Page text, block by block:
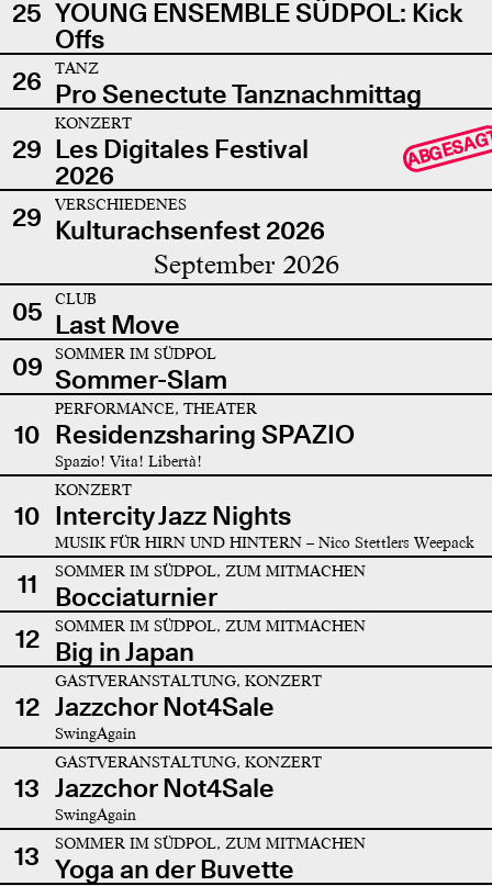
25 YOUNG ENSEMBLE SÜDPOL: Kick
Offs
26
TANZ
Pro Senectute Tanznachmittag
29
KONZERT
Les Digitales Festival
2026
29 VERSCHIEDENES
Kulturachsenfest 2026
September 2026
05 CLUB
Last Move
09
SOMMER IM SÜDPOL
Sommer-Slam
10
PERFORMANCE, THEATER
Residenzsharing SPAZIO
Spazio! Vita! Libertà!
10
KONZERT
Intercity Jazz Nights
MUSIK FÜR HIRN UND HINTERN – Nico Stettlers Weepack
11 SOMMER IM SÜDPOL, ZUM MITMACHEN
Bocciaturnier
12
SOMMER IM SÜDPOL, ZUM MITMACHEN
Big in Japan
12
GASTVERANSTALTUNG, KONZERT
Jazzchor Not4Sale
SwingAgain
13
GASTVERANSTALTUNG, KONZERT
Jazzchor Not4Sale
SwingAgain
13 SOMMER IM SÜDPOL, ZUM MITMACHEN
Yoga an der Buvette